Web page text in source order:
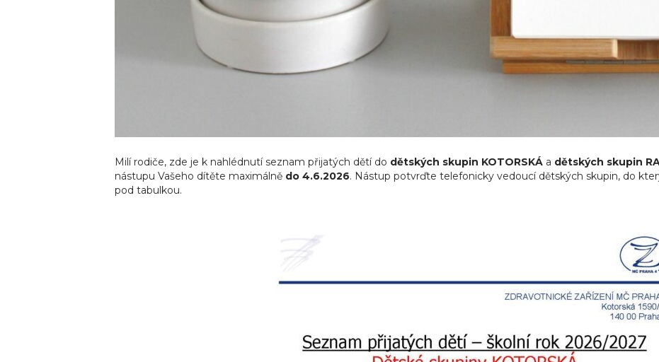
Milí rodiče, zde je k nahlédnutí seznam přijatých dětí do dětských skupin KOTORSKÁ a dětských skupin
nástupu Vašeho dítěte maximálně do 4.6.2026. Nástup potvrďte telefonicky vedoucí dětských skupin, do
pod tabulkou.